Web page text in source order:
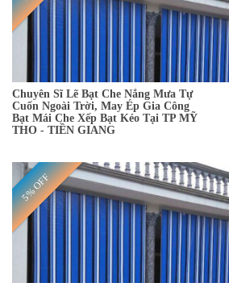
Chuyên Sĩ Lẽ Bạt Che Nắng Mưa Tự
Cuốn Ngoài Trời, May Ép Gia Công
Bạt Mái Che Xếp Bạt Kéo Tại TP MỸ
THO - TIỀN GIANG
5% OFF